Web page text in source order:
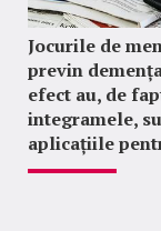
Jocurile de
previn
efect au, de
integramele,
aplicațiile